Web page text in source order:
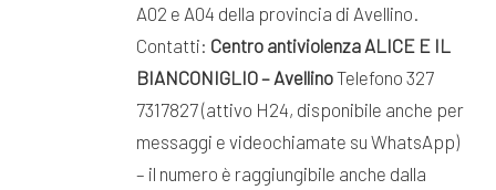
A02 e A04 della provincia di Avellino.
Contatti: Centro antiviolenza ALICE E IL
BIANCONIGLIO – AvellinoTelefono 327
7317827 (attivo H24, disponibile anche per
messaggi e videochiamate su WhatsApp)
– il numero è raggiungibile anche dalla